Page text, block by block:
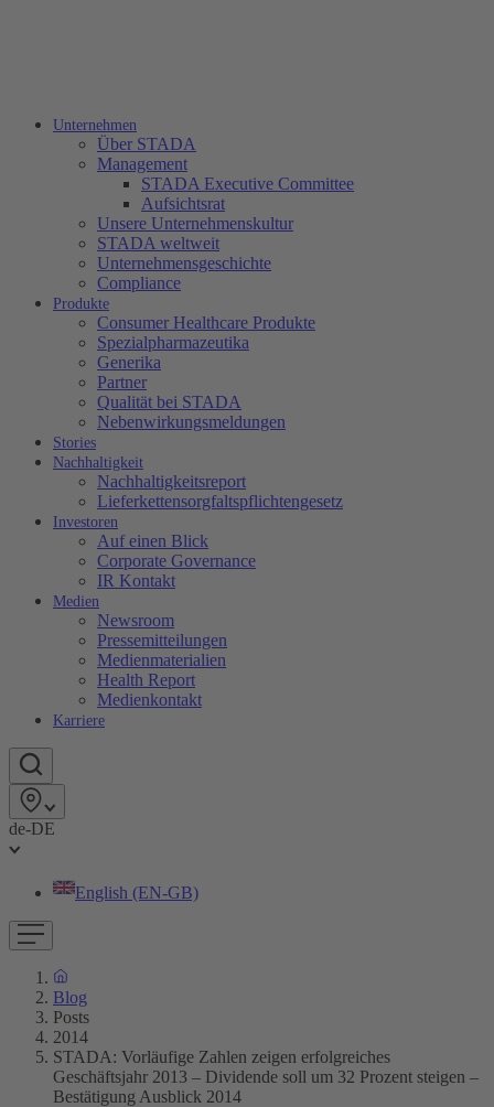
Unternehmen
Über STADA
Management
STADA Executive Committee
Aufsichtsrat
Unsere Unternehmenskultur
STADA weltweit
Unternehmensgeschichte
Compliance
Produkte
Consumer Healthcare Produkte
Spezialpharmazeutika
Generika
Partner
Qualität bei STADA
Nebenwirkungsmeldungen
Stories
Nachhaltigkeit
Nachhaltigkeitsreport
Lieferkettensorgfaltspflichtengesetz
Investoren
Auf einen Blick
Corporate Governance
IR Kontakt
Medien
Newsroom
Pressemitteilungen
Medienmaterialien
Health Report
Medienkontakt
Karriere
de-DE
English (EN-GB)
Blog
Posts
2014
STADA: Vorläufige Zahlen zeigen erfolgreiches
Geschäftsjahr 2013 – Dividende soll um 32 Prozent steigen –
Bestätigung Ausblick 2014